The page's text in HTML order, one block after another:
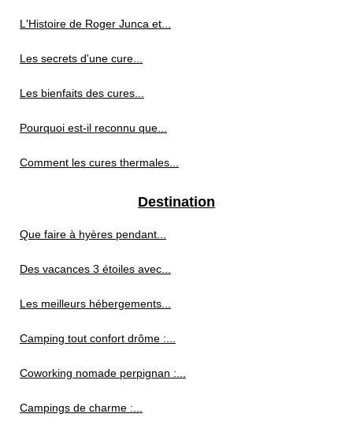
L'Histoire de Roger Junca et...
Les secrets d'une cure...
Les bienfaits des cures...
Pourquoi est-il reconnu que...
Comment les cures thermales...
Destination
Que faire à hyères pendant...
Des vacances 3 étoiles avec...
Les meilleurs hébergements...
Camping tout confort drôme :...
Coworking nomade perpignan :...
Campings de charme :...